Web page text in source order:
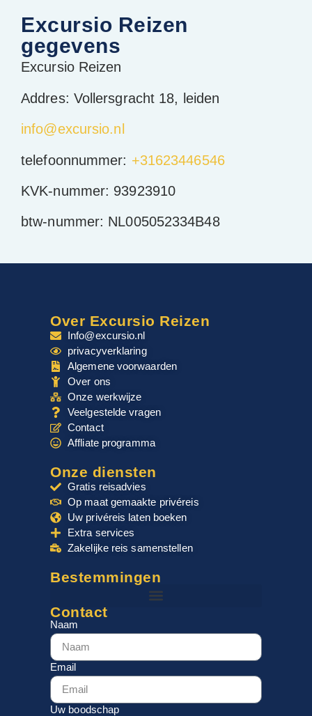
Excursio Reizen
gegevens
Excursio Reizen
Addres: Vollersgracht 18, leiden
info@excursio.nl
telefoonnummer: +31623446546
KVK-nummer: 93923910
btw-nummer: NL005052334B48
Over Excursio Reizen
Info@excursio.nl
privacyverklaring
Algemene voorwaarden
Over ons
Onze werkwijze
Veelgestelde vragen
Contact
Affliate programma
Onze diensten
Gratis reisadvies
Op maat gemaakte privéreis
Uw privéreis laten boeken
Extra services
Zakelijke reis samenstellen
Bestemmingen
Contact
Naam
Email
Uw boodschap